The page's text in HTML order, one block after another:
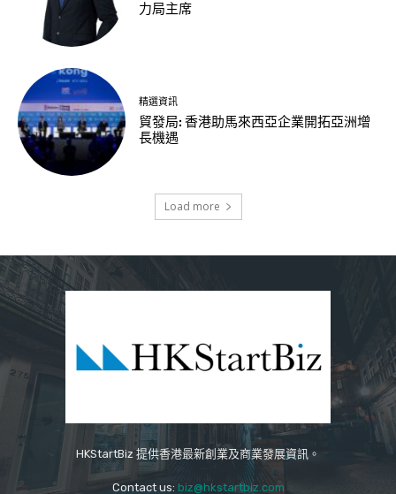
力局主席
精選資訊
貿發局: 香港助馬來西亞企業開拓亞洲增
長機遇
Load more
HKStartBiz 提供香港最新創業及商業發展資訊。
Contact us: biz@hkstartbiz.com